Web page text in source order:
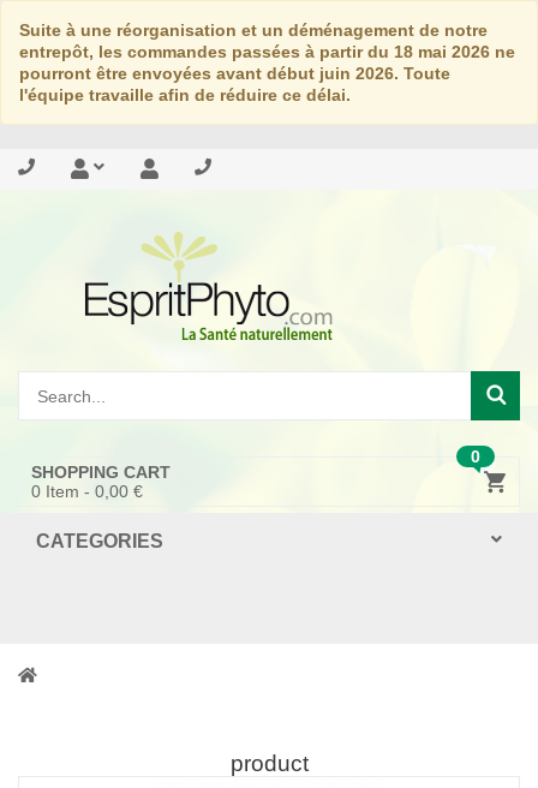
Suite à une réorganisation et un déménagement de notre
entrepôt, les commandes passées à partir du 18 mai 2026 ne
pourront être envoyées avant début juin 2026. Toute
l'équipe travaille afin de réduire ce délai.
0
SHOPPING CART
0 Item - 0,00 €
CATEGORIES
product